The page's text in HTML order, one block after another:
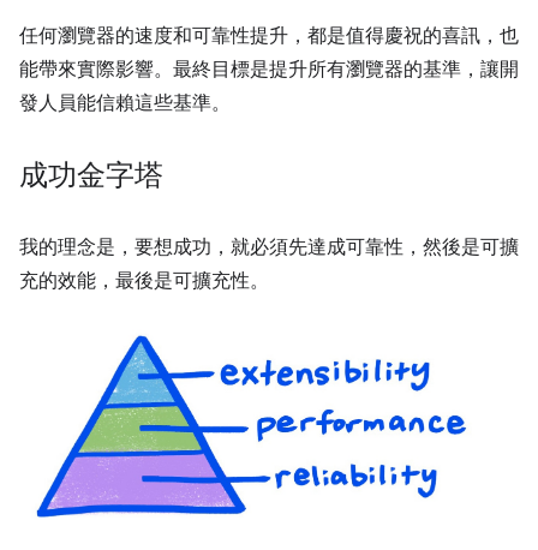
任何瀏覽器的速度和可靠性提升，都是值得慶祝的喜訊，也
能帶來實際影響。最終目標是提升所有瀏覽器的基準，讓開
發人員能信賴這些基準。
成功金字塔
我的理念是，要想成功，就必須先達成可靠性，然後是可擴
充的效能，最後是可擴充性。